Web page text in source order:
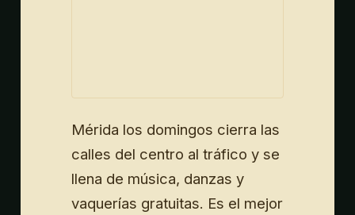
Mérida los domingos cierra las
calles del centro al tráfico y se
llena de música, danzas y
vaquerías gratuitas. Es el mejor